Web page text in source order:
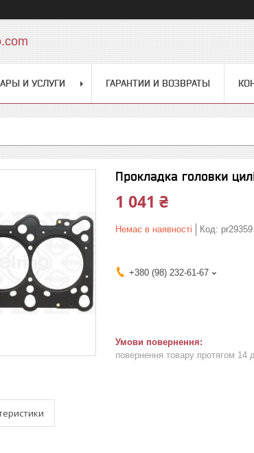
И УСЛУГИ ГАРАНТИИ И ВОЗВРАТЫ
Прокладка головки
1 041 ₴
Немає в наявності Код: pr29359
+380 (98) 232-61-67
повернення товару протягом 14